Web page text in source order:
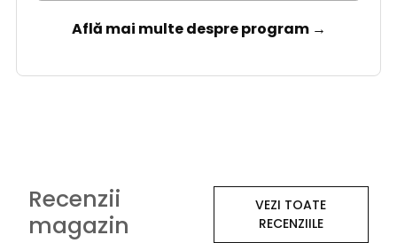
Află mai multe despre program →
Recenzii
magazin
VEZI TOATE
RECENZIILE